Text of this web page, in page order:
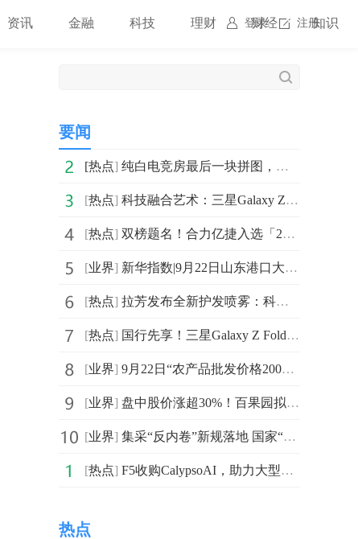
登录 注册
资讯 金融 科技 理财 财经 知识
要闻
[热点] 纯白电竞房最后一块拼图，技嘉M27UP ICE与M27Q2 QD ICE显示器来袭
[热点] 科技融合艺术：三星Galaxy Z系列以创新AI影像探索城市之美
[热点] 双榜题名！合力亿捷入选「2025中国垂直AI Agent创新企业TOP30」
[业界] 新华指数|9月22日山东港口大商中心钢坯价格微幅上涨、热轧C料价格平稳
[热点] 拉芳发布全新护发喷雾：科技革新秀发修护新纪元
[热点] 国行先享！三星Galaxy Z Fold7|Z Flip7等机型支持照片水印相框
[业界] 9月22日“农产品批发价格200指数”比上周五上升0.27个点_焦点快报
[业界] 盘中股价涨超30%！百果园拟配股筹资超3亿港元用于偿还贷款等，上半年亏超3亿元 每日精选
[业界] 集采“反内卷”新规落地 国家“团购”切实守护民众用药质量安全 每日观点
[热点] F5收购CalypsoAI，助力大型企业构建先进AI防护体系
热点